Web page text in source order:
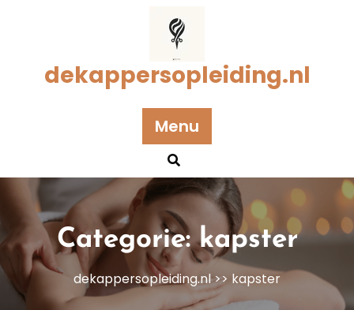
dekappersopleiding.nl
Menu
Categorie:kapster
dekappersopleiding.nl>> kapster